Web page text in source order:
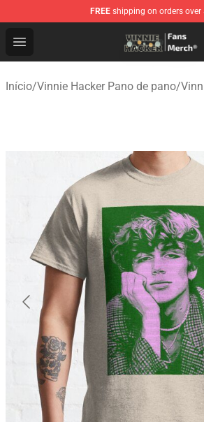
FREE shipping on orders over
Open menu
Vinnie Hacker Store - Official
Início/Vinnie Hacker Pano de pano/